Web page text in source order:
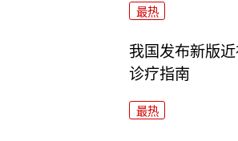
最热
我国发布新版
诊疗指南
最热